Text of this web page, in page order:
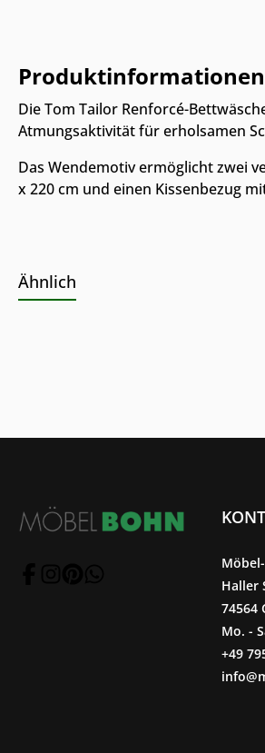
Produktinformationen
Die Tom Tailor Renforcé-
Atmungsaktivität für erholsamen
Das Wendemotiv ermöglicht zwei
x 220 cm und einen Kissenbezug
Ähnlich
Haller
74564
Mo. -
+49